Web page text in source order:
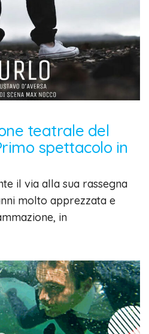
teatrale del
spettacolo in
il via alla sua rassegna
molto apprezzata e
in